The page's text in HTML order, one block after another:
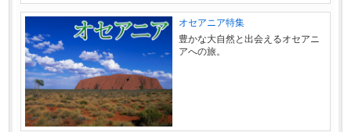
オセアニア特集
豊かな大自然と出会えるオセアニ
アへの旅。